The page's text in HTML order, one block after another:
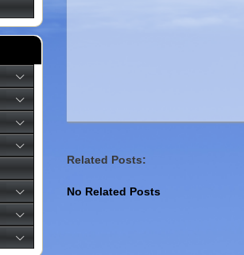
Related Posts:
No Related Posts